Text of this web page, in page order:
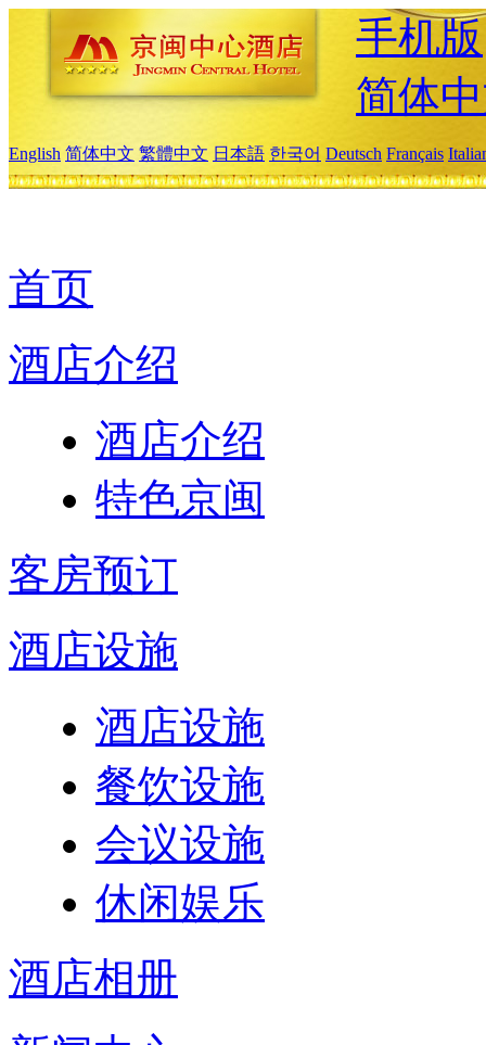
手机版
简体
English 简体中文 繁體中文 日本語 한국어 Deutsch Français
首页
酒店介绍
酒店介绍
特色京闽
客房预订
酒店设施
酒店设施
餐饮设施
会议设施
休闲娱乐
酒店相册